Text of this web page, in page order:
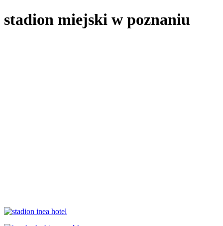
stadion miejski w poznaniu